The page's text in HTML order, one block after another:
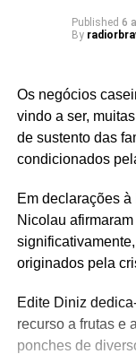
Published 6
By
Os negócios
vindo a ser,
de sustento das
condicionados
Em declarações
Nicolau
originados pela
Edite Diniz
recurso a frutas e
ponches de